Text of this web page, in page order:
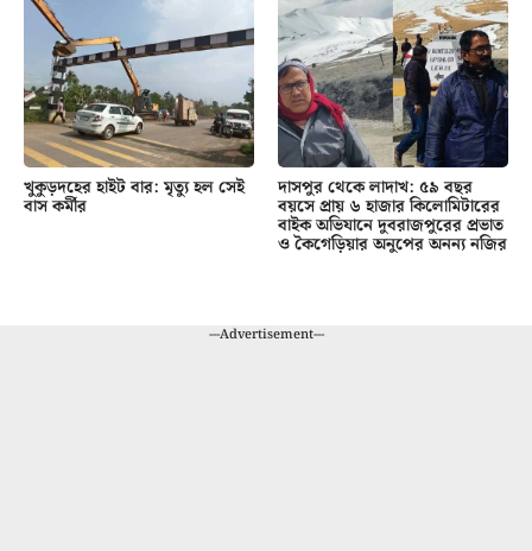
খুকুড়দহের হাইট বার: মৃত্যু হল সেই
বাস কর্মীর
দাসপুর থেকে লাদাখ: ৫৯ বছর
বয়সে প্রায় ৬ হাজার কিলোমিটারের
বাইক অভিযানে দুবরাজপুরের প্রভাত
ও কৈগেড়িয়ার অনুপের অনন্য নজির
---Advertisement---